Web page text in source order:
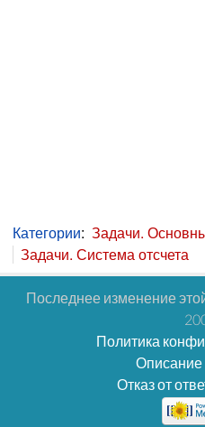
Категории: Задачи.
Задачи. Система отсчета
Последнее изменение
Политика
Описание
Отказ от